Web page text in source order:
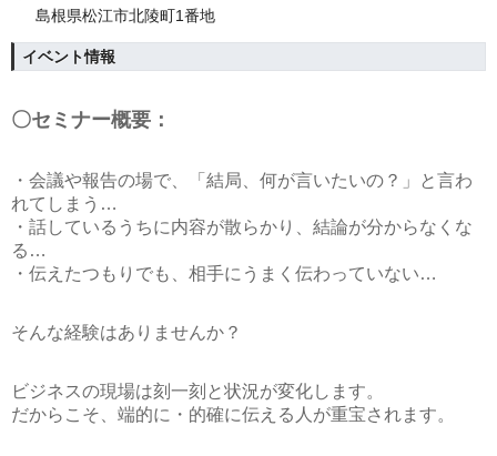
島根県松江市北陵町1番地
イベント情報
〇セミナー概要：
・会議や報告の場で、「結局、何が言いたいの？」と言わ
れてしまう…
・話しているうちに内容が散らかり、結論が分からなくな
る…
・伝えたつもりでも、相手にうまく伝わっていない…
そんな経験はありませんか？
ビジネスの現場は刻一刻と状況が変化します。
だからこそ、 端的に・的確に伝える人 が重宝されます。